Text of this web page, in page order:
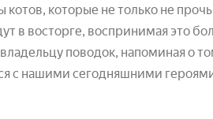
которые не только не прочь
в восторге, воспринимая это
поводок, напоминая о
с нашими сегодняшними